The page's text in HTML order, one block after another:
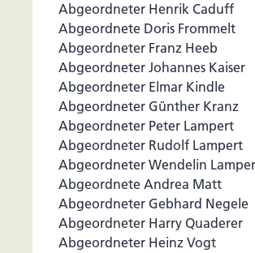
Abgeordneter Henrik Caduff
Abgeordnete Doris Frommelt
Abgeordneter Franz Heeb
Abgeordneter Johannes Kaiser
Abgeordneter Elmar Kindle
Abgeordneter Günther Kranz
Abgeordneter Peter Lampert
Abgeordneter Rudolf Lampert
Abgeordneter Wendelin
Abgeordnete Andrea Matt
Abgeordneter Gebhard Negele
Abgeordneter Harry Quaderer
Abgeordneter Heinz Vogt